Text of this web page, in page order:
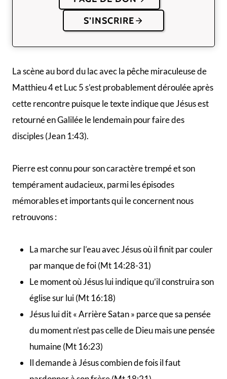
S’INSCRIRE
La scène au bord du lac avec la pêche miraculeuse de
Matthieu 4 et Luc 5 s’est probablement déroulée après
cette rencontre puisque le texte indique que Jésus est
retourné en Galilée le lendemain pour faire des
disciples (Jean 1:43).
Pierre est connu pour son caractère trempé et son
tempérament audacieux, parmi les épisodes
mémorables et importants qui le concernent nous
retrouvons :
La marche sur l’eau avec Jésus où il finit par couler
par manque de foi (Mt 14:28-31)
Le moment où Jésus lui indique qu’il construira son
église sur lui (Mt 16:18)
Jésus lui dit « Arrière Satan » parce que sa pensée
du moment n’est pas celle de Dieu mais une pensée
humaine (Mt 16:23)
Il demande à Jésus combien de fois il faut